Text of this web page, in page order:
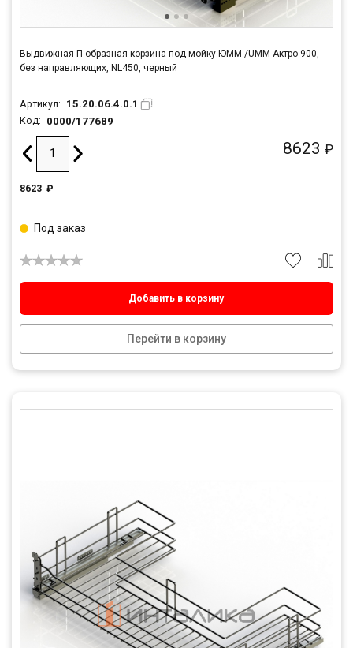
Выдвижная П-образная корзина под мойку ЮММ /UMM Актро 900,
без направляющих, NL450, черный
Артикул: 15.20.06.4.0.1
Код: 0000/177689
8623 ₽
8623 ₽
Добавить в корзину
Перейти в корзину
Под заказ